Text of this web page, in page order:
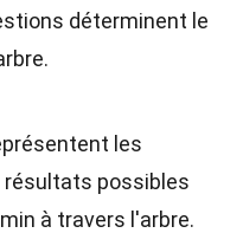
déterminent le
les
résultats possibles
à travers l'arbre.